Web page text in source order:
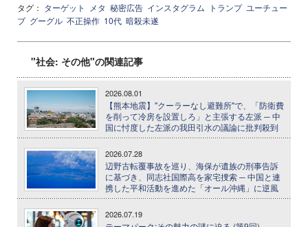
タグ： ターゲット メタ 秘密広告 インスタグラム トランプ ユーチュー
ブ グーグル 不正操作 10代 暗殺未遂
"社会: その他"の関連記事
2026.08.01
【熊本地震】"クーラーなし避難所"で、「防衛費
を削って冷房を設置しろ」と主張する左派 ─ 中
国に忖度した左派の我田引水の議論に批判殺到
2026.07.28
辺野古転覆事故を巡り、海保が遺族の刑事告訴
に基づき、同志社国際高を家宅捜索 ─ 中国と連
携した平和活動を進めた「オール沖縄」に逆風
2026.07.19